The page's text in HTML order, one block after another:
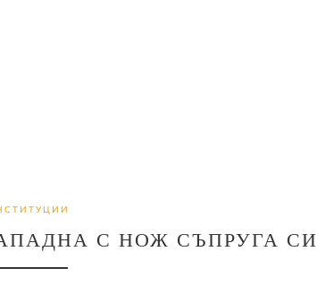
С НОЖ СЪПРУГА СИ